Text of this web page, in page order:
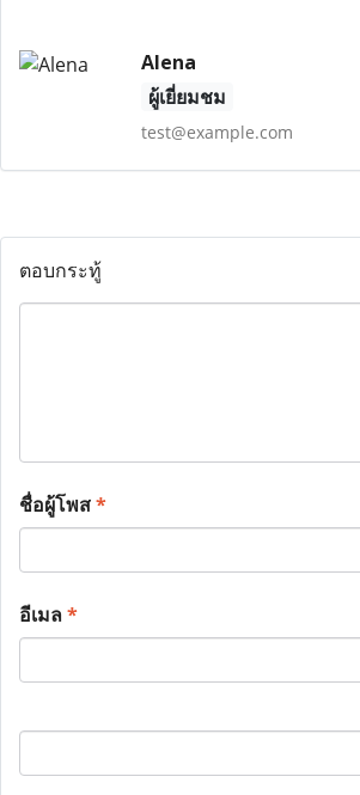
Alena
ผู้เยี่ยมชม
test@example.com
ตอบกระทู้
ชื่อผู้โพส*
อีเมล*